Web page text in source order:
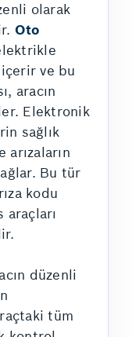
olarak
Oto
ve bu
aracın
Elektronik
sağlık
Bu tür
kodu
düzenli
tüm